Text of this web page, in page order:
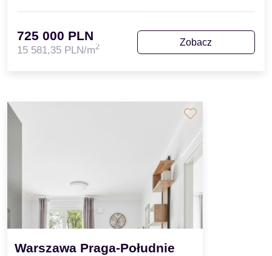
725 000 PLN
15 581,35 PLN/m2 Zobacz
Warszawa Praga-Południe